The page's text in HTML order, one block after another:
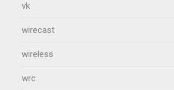
vk
wirecast
wireless
wrc